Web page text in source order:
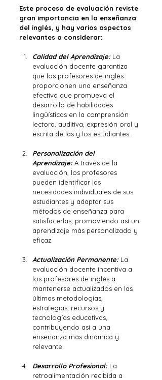
Este proceso de evaluación reviste
gran importancia en la enseñanza
del inglés, y hay varios aspectos
relevantes a considerar:
Calidad del Aprendizaje: La
evaluación docente garantiza
que los profesores de inglés
proporcionen una enseñanza
efectiva que promueva el
desarrollo de habilidades
lingüísticas en la comprensión
lectora, auditiva, expresión oral y
escrita de las y los estudiantes.
Personalización del
Aprendizaje: A través de la
evaluación, los profesores
pueden identificar las
necesidades individuales de sus
estudiantes y adaptar sus
métodos de enseñanza para
satisfacerlas, promoviendo así un
aprendizaje más personalizado y
eficaz.
Actualización Permanente: La
evaluación docente incentiva a
los profesores de inglés a
mantenerse actualizados en las
últimas metodologías,
estrategias, recursos y
tecnologías educativas,
contribuyendo así a una
enseñanza más dinámica y
relevante.
Desarrollo Profesional: La
retroalimentación recibida a